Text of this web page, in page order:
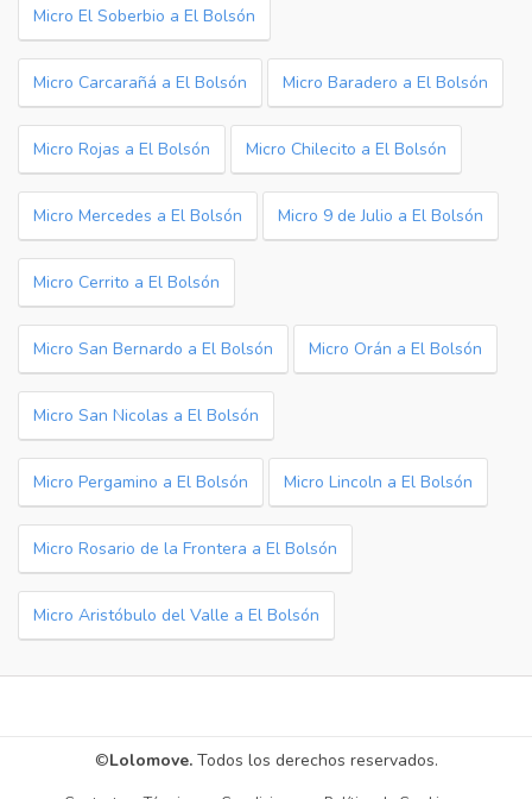
Micro El Soberbio a El Bolsón
Micro Carcarañá a El Bolsón Micro Baradero a El Bolsón
Micro Rojas a El Bolsón Micro Chilecito a El Bolsón
Micro Mercedes a El Bolsón Micro 9 de Julio a El Bolsón
Micro Cerrito a El Bolsón
Micro San Bernardo a El Bolsón Micro Orán a El Bolsón
Micro San Nicolas a El Bolsón
Micro Pergamino a El Bolsón Micro Lincoln a El Bolsón
Micro Rosario de la Frontera a El Bolsón
Micro Aristóbulo del Valle a El Bolsón
©Lolomove. Todos los derechos reservados.